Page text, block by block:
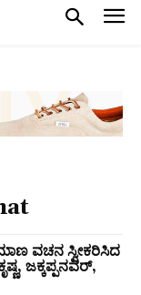
ವಚನ ಸ್ವೀಕರಿಸಿದ
ಜಕ್ಕಪ್ಪನವರ್,